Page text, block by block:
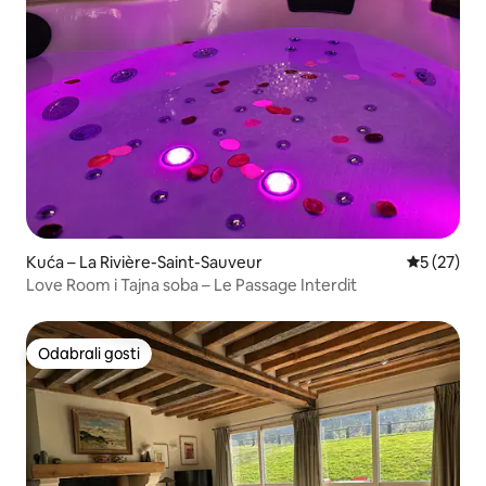
Kuća – La Rivière-Saint-Sauveur Prosječna
5 (27)
Love Room i Tajna soba – Le Passage Interdit
Odabrali gosti
Odabrali gosti